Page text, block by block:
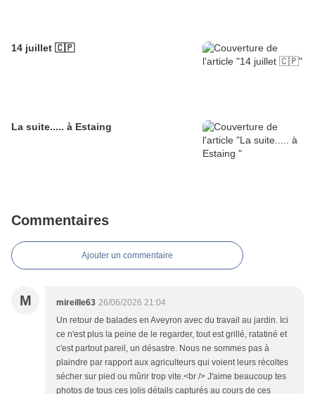
14 juillet 🇨🇵
La suite..... à Estaing
Commentaires
Ajouter un commentaire
M mireille63 26/06/2026 21:04
Un retour de balades en Aveyron avec du travail au jardin. Ici
ce n'est plus la peine de le regarder, tout est grillé, ratatiné et
c'est partout pareil, un désastre. Nous ne sommes pas à
plaindre par rapport aux agriculteurs qui voient leurs récoltes
sécher sur pied ou mûrir trop vite.<br /> J'aime beaucoup tes
photos de tous ces jolis détails capturés au cours de ces